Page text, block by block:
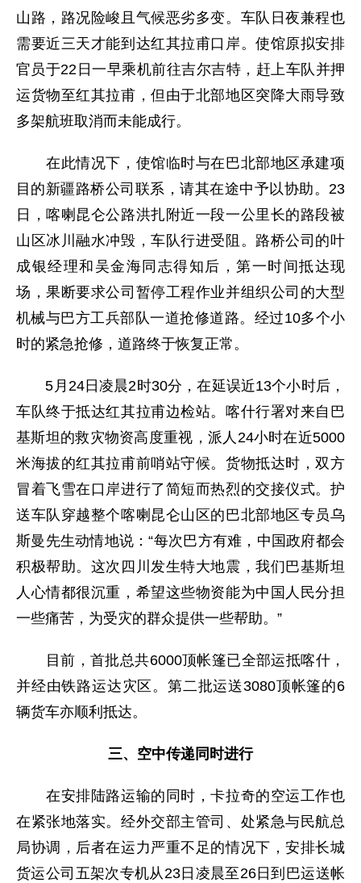
山路，路况险峻且气候恶劣多变。车队日夜兼程也
需要近三天才能到达红其拉甫口岸。使馆原拟安排
官员于22日一早乘机前往吉尔吉特，赶上车队并押
运货物至红其拉甫，但由于北部地区突降大雨导致
多架航班取消而未能成行。
在此情况下，使馆临时与在巴北部地区承建项
目的新疆路桥公司联系，请其在途中予以协助。23
日，喀喇昆仑公路洪扎附近一段一公里长的路段被
山区冰川融水冲毁，车队行进受阻。路桥公司的叶
成银经理和吴金海同志得知后，第一时间抵达现
场，果断要求公司暂停工程作业并组织公司的大型
机械与巴方工兵部队一道抢修道路。经过10多个小
时的紧急抢修，道路终于恢复正常。
5月24日凌晨2时30分，在延误近13个小时后，
车队终于抵达红其拉甫边检站。喀什行署对来自巴
基斯坦的救灾物资高度重视，派人24小时在近5000
米海拔的红其拉甫前哨站守候。货物抵达时，双方
冒着飞雪在口岸进行了简短而热烈的交接仪式。护
送车队穿越整个喀喇昆仑山区的巴北部地区专员乌
斯曼先生动情地说：“每次巴方有难，中国政府都会
积极帮助。这次四川发生特大地震，我们巴基斯坦
人心情都很沉重，希望这些物资能为中国人民分担
一些痛苦，为受灾的群众提供一些帮助。”
目前，首批总共6000顶帐篷已全部运抵喀什，
并经由铁路运达灾区。第二批运送3080顶帐篷的6
辆货车亦顺利抵达。
三、空中传递同时进行
在安排陆路运输的同时，卡拉奇的空运工作也
在紧张地落实。经外交部主管司、处紧急与民航总
局协调，后者在运力严重不足的情况下，安排长城
货运公司五架次专机从23日凌晨至26日到巴运送帐